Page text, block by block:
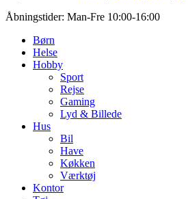
Åbningstider: Man-Fre 10:00-16:00
Børn
Helse
Hobby
Sport
Rejse
Gaming
Lyd & Billede
Hus
Bil
Have
Køkken
Værktøj
Kontor